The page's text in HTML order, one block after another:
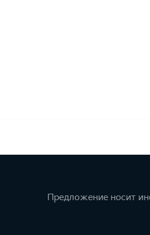
Предложение носит